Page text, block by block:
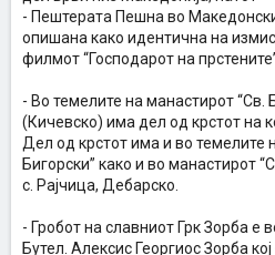
- Пештерата Пешна во
опишана како идентична на
филмот “Господарот на
- Во темелите на манастирот “Св.
(Кичевско) има дел од крстот на
Дел од крстот има и во темелите
Бигорски” како и во манастирот
с. Рајчица, Дебарско.
- Гробот на славниот Грк Зорба е
Бутел. Алексис Георгиос Зорба